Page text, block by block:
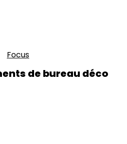
Focus
de bureau déco